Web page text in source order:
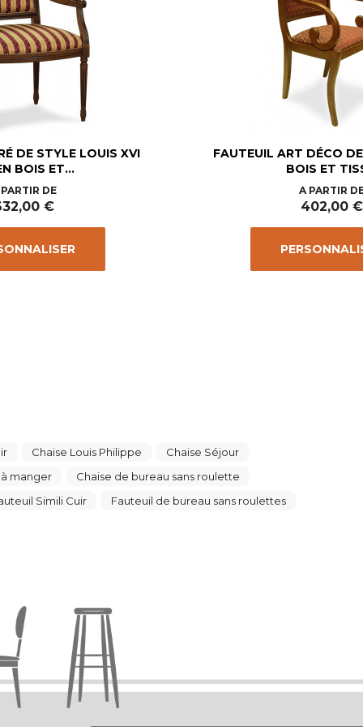
DE STYLE LOUIS XVI
BOIS ET...
PrixDE
€
FAUTEUIL ART DÉCO
BOIS ET
Prix
A PARTIR
402,00 €
Chaise Louis Philippe
Chaise Séjour
manger
Chaise de bureau sans roulette
Simili Cuir
Fauteuil de bureau sans roulettes